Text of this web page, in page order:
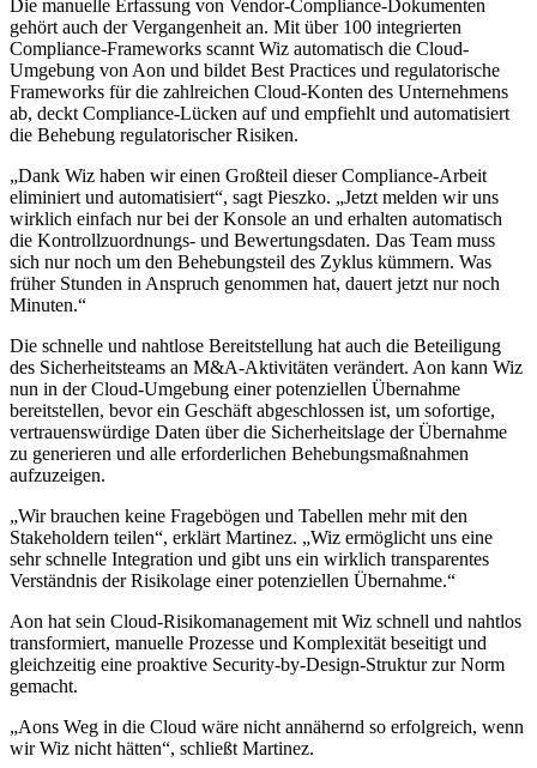
Die manuelle Erfassung von Vendor-Compliance-Dokumenten
gehört auch der Vergangenheit an. Mit über 100 integrierten
Compliance-Frameworks scannt Wiz automatisch die Cloud-
Umgebung von Aon und bildet Best Practices und regulatorische
Frameworks für die zahlreichen Cloud-Konten des Unternehmens
ab, deckt Compliance-Lücken auf und empfiehlt und automatisiert
die Behebung regulatorischer Risiken.
„Dank Wiz haben wir einen Großteil dieser Compliance-Arbeit
eliminiert und automatisiert“, sagt Pieszko. „Jetzt melden wir uns
wirklich einfach nur bei der Konsole an und erhalten automatisch
die Kontrollzuordnungs- und Bewertungsdaten. Das Team muss
sich nur noch um den Behebungsteil des Zyklus kümmern. Was
früher Stunden in Anspruch genommen hat, dauert jetzt nur noch
Minuten.“
Die schnelle und nahtlose Bereitstellung hat auch die Beteiligung
des Sicherheitsteams an M&A-Aktivitäten verändert. Aon kann Wiz
nun in der Cloud-Umgebung einer potenziellen Übernahme
bereitstellen, bevor ein Geschäft abgeschlossen ist, um sofortige,
vertrauenswürdige Daten über die Sicherheitslage der Übernahme
zu generieren und alle erforderlichen Behebungsmaßnahmen
aufzuzeigen.
„Wir brauchen keine Fragebögen und Tabellen mehr mit den
Stakeholdern teilen“, erklärt Martinez. „Wiz ermöglicht uns eine
sehr schnelle Integration und gibt uns ein wirklich transparentes
Verständnis der Risikolage einer potenziellen Übernahme.“
Aon hat sein Cloud-Risikomanagement mit Wiz schnell und nahtlos
transformiert, manuelle Prozesse und Komplexität beseitigt und
gleichzeitig eine proaktive Security-by-Design-Struktur zur Norm
gemacht.
„Aons Weg in die Cloud wäre nicht annähernd so erfolgreich, wenn
wir Wiz nicht hätten“, schließt Martinez.